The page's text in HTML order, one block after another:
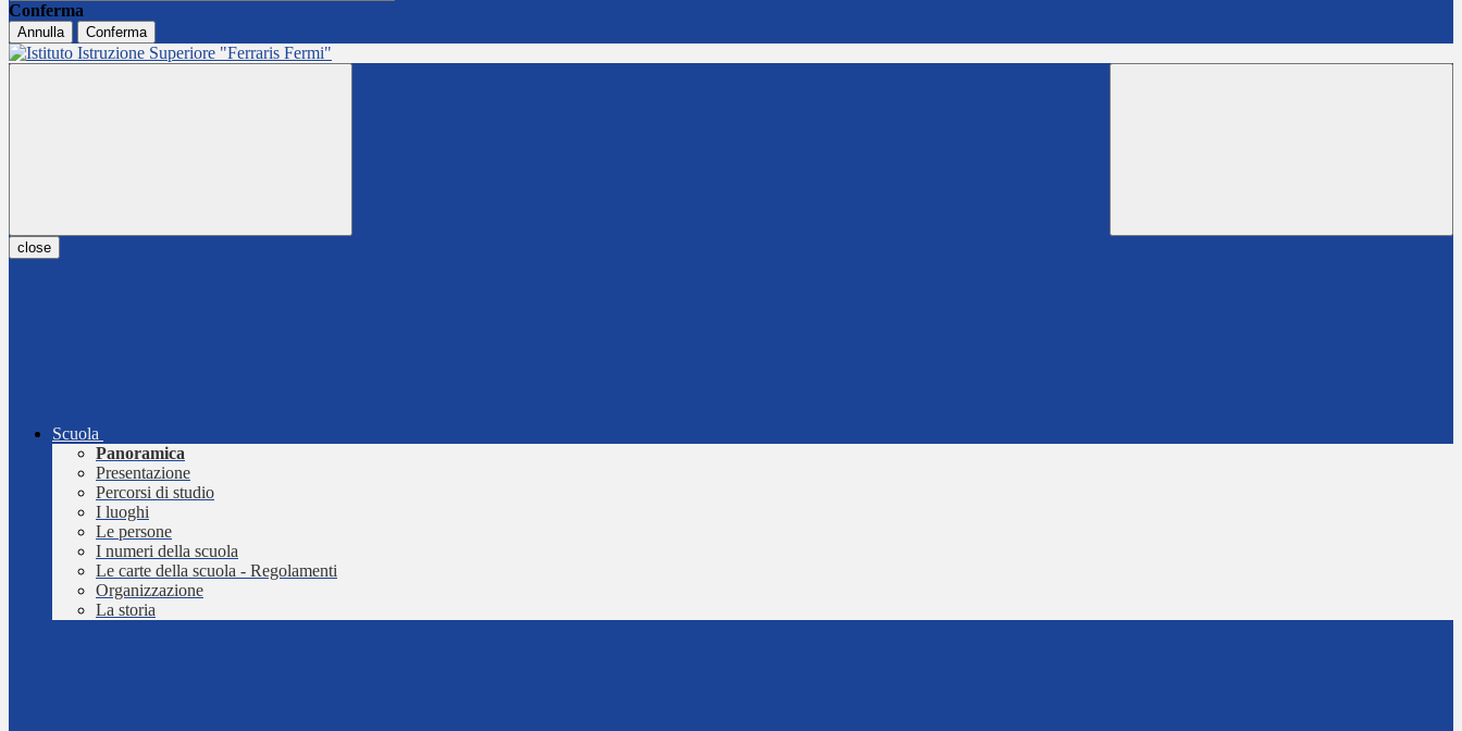
Conferma
Annulla Conferma
close
Scuola
Panoramica
Presentazione
Percorsi di studio
I luoghi
Le persone
I numeri della scuola
Le carte della scuola - Regolamenti
Organizzazione
La storia